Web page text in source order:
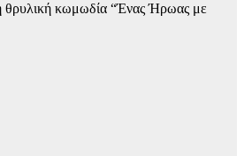
θρυλική κωμωδία “Ένας Ήρωας με